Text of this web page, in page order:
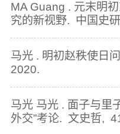
MA Guang . 元末明
究的新视野. 中国史
马光 . 明初赵秩使日
2020.
马光 马光 . 面子与里
外交”考论. 文史哲,